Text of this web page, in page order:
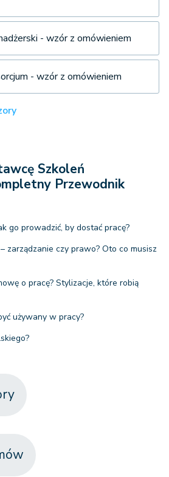
- wzór z omówieniem
- wzór z omówieniem
Szkoleń
Przewodnik
go prowadzić, by dostać pracę?
zarządzanie czy prawo? Oto co musisz
o pracę? Stylizacje, które robią
używany w pracy?